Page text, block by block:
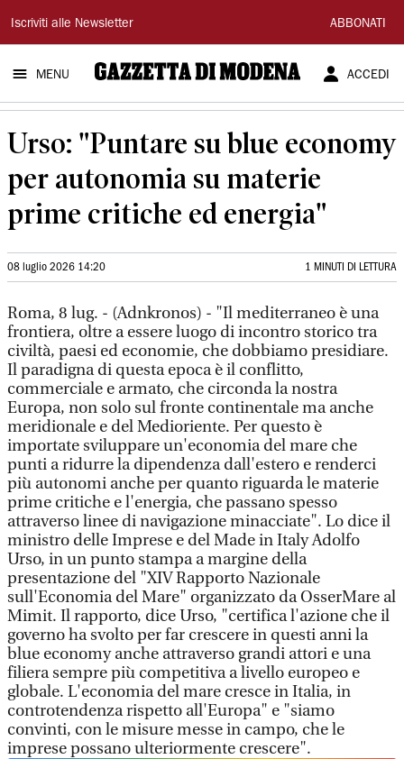
Gazzetta
di
Modena
Iscriviti alle Newsletter ABBONATI
MENU ACCEDI
Urso: "Puntare su blue economy
per autonomia su materie
prime critiche ed energia"
08 luglio 2026 14:20 1 MINUTI DI LETTURA
Roma, 8 lug. - (Adnkronos) - "Il mediterraneo è una
frontiera, oltre a essere luogo di incontro storico tra
civiltà, paesi ed economie, che dobbiamo presidiare.
Il paradigna di questa epoca è il conflitto,
commerciale e armato, che circonda la nostra
Europa, non solo sul fronte continentale ma anche
meridionale e del Medioriente. Per questo è
importate sviluppare un'economia del mare che
punti a ridurre la dipendenza dall'estero e renderci
più autonomi anche per quanto riguarda le materie
prime critiche e l'energia, che passano spesso
attraverso linee di navigazione minacciate". Lo dice il
ministro delle Imprese e del Made in Italy Adolfo
Urso, in un punto stampa a margine della
presentazione del "XIV Rapporto Nazionale
sull'Economia del Mare" organizzato da OsserMare al
Mimit. Il rapporto, dice Urso, "certifica l'azione che il
governo ha svolto per far crescere in questi anni la
blue economy anche attraverso grandi attori e una
filiera sempre più competitiva a livello europeo e
globale. L'economia del mare cresce in Italia, in
controtendenza rispetto all'Europa" e "siamo
convinti, con le misure messe in campo, che le
imprese possano ulteriormente crescere".